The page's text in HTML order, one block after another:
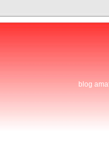
blog